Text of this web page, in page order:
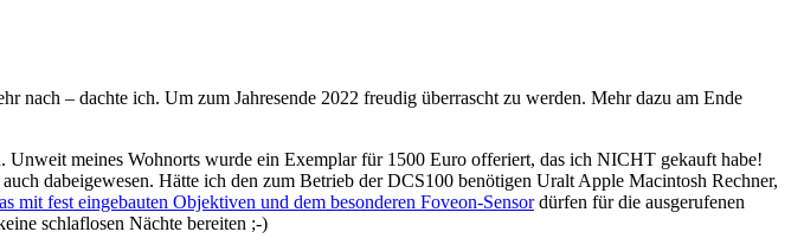
nach – dachte ich. Um zum Jahresende 2022 freudig überrascht zu werden. Mehr dazu am Ende
Unweit meines Wohnorts wurde ein Exemplar für 1500 Euro offeriert, das ich NICHT gekauft habe!
dabeigewesen. Hätte ich den zum Betrieb der DCS100 benötigen Uralt Apple Macintosh Rechner,
mit fest eingebauten Objektiven und dem besonderen Foveon-Sensordürfen für die ausgerufenen
schlaflosen Nächte bereiten ;-)